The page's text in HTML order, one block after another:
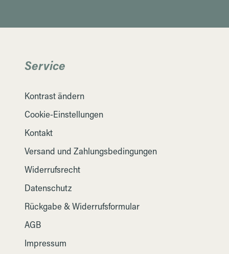
Service
Kontrast ändern
Cookie-Einstellungen
Kontakt
Versand und Zahlungsbedingungen
Widerrufsrecht
Datenschutz
Rückgabe & Widerrufsformular
AGB
Impressum